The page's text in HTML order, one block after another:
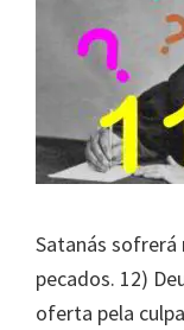
Satanás
pecados. 12)
oferta pela